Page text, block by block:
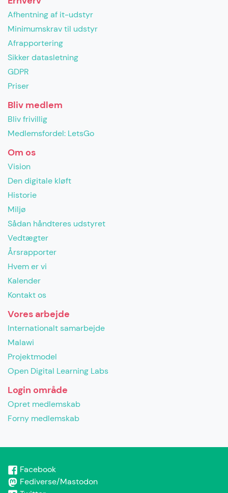
Afhentning af it-udstyr
Minimumskrav til udstyr
Afrapportering
Sikker datasletning
GDPR
Priser
Bliv medlem
Bliv frivillig
Medlemsfordel: LetsGo
Om os
Vision
Den digitale kløft
Historie
Miljø
Sådan håndteres udstyret
Vedtægter
Årsrapporter
Hvem er vi
Kalender
Kontakt os
Vores arbejde
Internationalt samarbejde
Malawi
Projektmodel
Open Digital Learning Labs
Login område
Opret medlemskab
Forny medlemskab
Facebook
Fediverse/Mastodon